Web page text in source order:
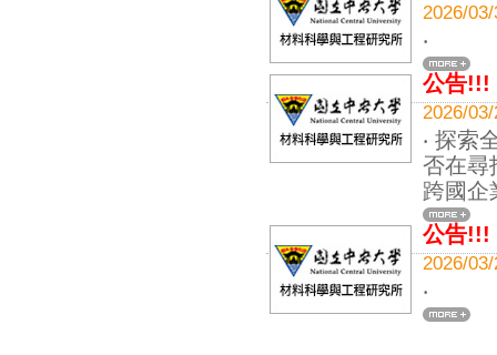
2026/
‧
公告!!!
2026/
‧ 探索
否在尋
跨國
公告!!!
2026/
‧